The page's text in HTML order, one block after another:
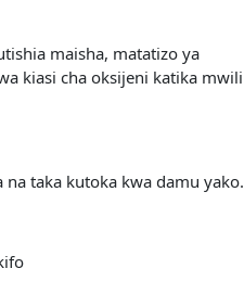
maisha, matatizo ya
kiasi cha oksijeni katika mwili
taka kutoka kwa damu yako.